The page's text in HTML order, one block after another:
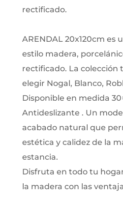
rectificado.
ARENDAL 20x120cm es
estilo madera,
rectificado. La colección
elegir Nogal, Blanco,
Disponible en medida
Antideslizante . Un
acabado natural que
estética y calidez de la
estancia.
Disfruta en todo tu
la madera con las